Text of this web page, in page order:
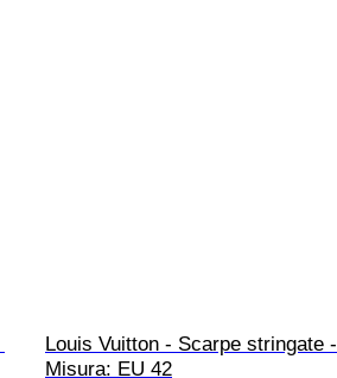
Louis Vuitton - Scarpe stringate -
Misura: EU 42